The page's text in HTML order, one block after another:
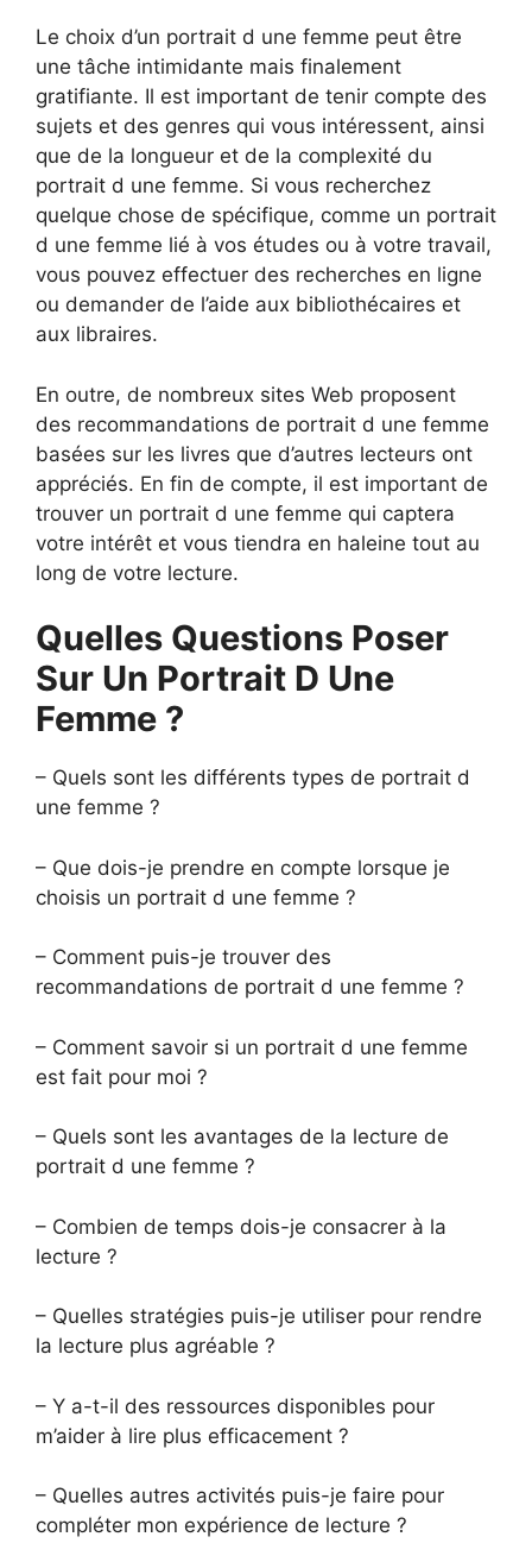
Le choix d’un portrait d une femme peut être
une tâche intimidante mais finalement
gratifiante. Il est important de tenir compte des
sujets et des genres qui vous intéressent, ainsi
que de la longueur et de la complexité du
portrait d une femme. Si vous recherchez
quelque chose de spécifique, comme un portrait
d une femme lié à vos études ou à votre travail,
vous pouvez effectuer des recherches en ligne
ou demander de l’aide aux bibliothécaires et
aux libraires.
En outre, de nombreux sites Web proposent
des recommandations de portrait d une femme
basées sur les livres que d’autres lecteurs ont
appréciés. En fin de compte, il est important de
trouver un portrait d une femme qui captera
votre intérêt et vous tiendra en haleine tout au
long de votre lecture.
Quelles Questions Poser
Sur Un Portrait D Une
Femme ?
– Quels sont les différents types de portrait d
une femme ?
– Que dois-je prendre en compte lorsque je
choisis un portrait d une femme ?
– Comment puis-je trouver des
recommandations de portrait d une femme ?
– Comment savoir si un portrait d une femme
est fait pour moi ?
– Quels sont les avantages de la lecture de
portrait d une femme ?
– Combien de temps dois-je consacrer à la
lecture ?
– Quelles stratégies puis-je utiliser pour rendre
la lecture plus agréable ?
– Y a-t-il des ressources disponibles pour
m’aider à lire plus efficacement ?
– Quelles autres activités puis-je faire pour
compléter mon expérience de lecture ?